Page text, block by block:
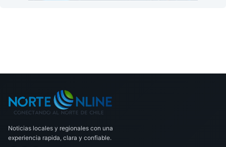
Noticias locales y regionales con una
experiencia rapida, clara y confiable.